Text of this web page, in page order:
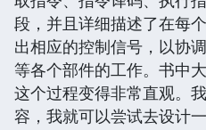
段，并且详细描述了在每
出相应的控制信号，以协
等各个部件的工作。书中
这个过程变得非常直观。
容，我就可以尝试去设计